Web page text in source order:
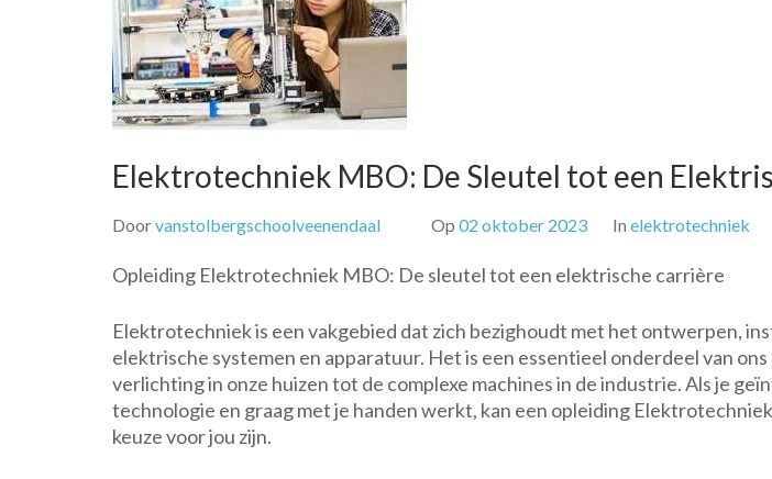
Elektrotechniek MBO: De Sleutel tot een
Doorvanstolbergschoolveenendaal Op 02 oktober 2023 In elektrotechniek
Opleiding Elektrotechniek MBO: De sleutel tot een elektrische carrière
Elektrotechniek is een vakgebied dat zich bezighoudt met het ontwerpen,
elektrische systemen en apparatuur. Het is een essentieel onderdeel van ons
verlichting in onze huizen tot de complexe machines in de industrie. Als je
technologie en graag met je handen werkt, kan een opleiding
keuze voor jou zijn.